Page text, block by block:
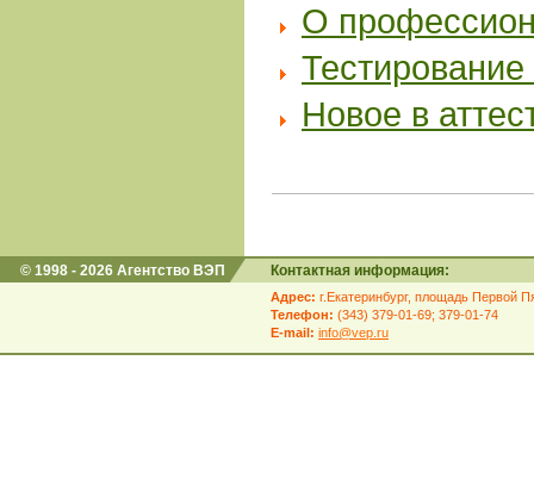
О
Новое в
© 1998 - 2026 Агентство ВЭП Контактная информация:
Адрес: г.Екатеринбург, площадь Первой
Телефон: (343) 379-01-69; 379-01-74
E-mail: info@vep.ru